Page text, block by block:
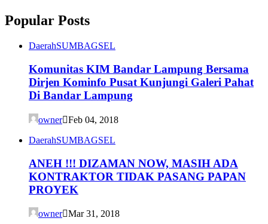
Popular Posts
DaerahSUMBAGSEL
Komunitas KIM Bandar Lampung Bersama
Dirjen Kominfo Pusat Kunjungi Galeri Pahat
Di Bandar Lampung
owner Feb 04, 2018
DaerahSUMBAGSEL
ANEH !!! DIZAMAN NOW, MASIH ADA
KONTRAKTOR TIDAK PASANG PAPAN
PROYEK
owner Mar 31, 2018